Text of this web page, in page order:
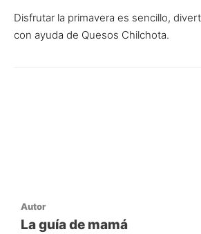
Disfrutar la primavera es sencillo,
con ayuda de Quesos Chilchota.
Autor
La guía de mamá